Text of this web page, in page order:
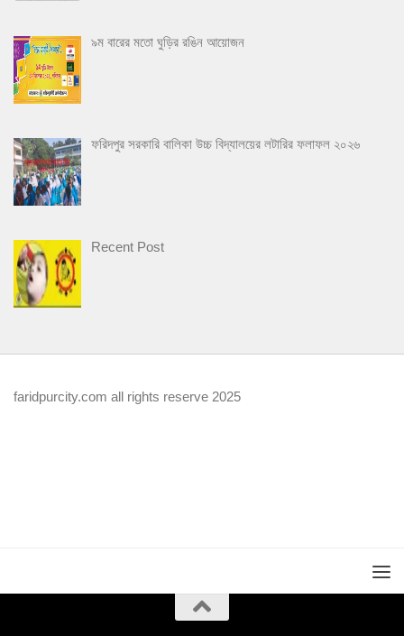
৯ম বারের মতো ঘুড়ির রঙিন আয়োজন
ফরিদপুর সরকারি বালিকা উচ্চ বিদ্যালয়ের লটারির ফলাফল ২০২৬
Recent Post
faridpurcity.com all rights reserve 2025